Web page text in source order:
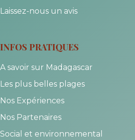
Laissez-nous un avis
INFOS PRATIQUES
A savoir sur Madagascar
Les plus belles plages
Nos Expériences
Nos Partenaires
Social et environnemental